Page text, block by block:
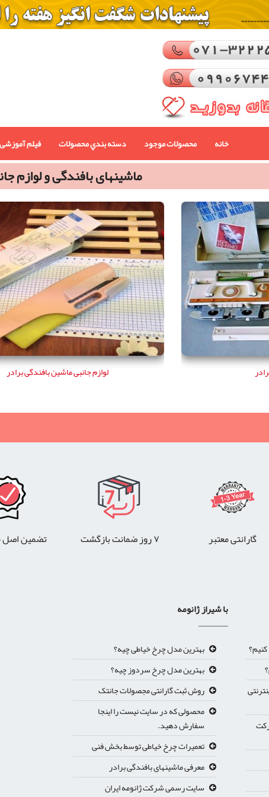
خانه محصولات موجود دسته بندي محصولات فیلم آموزشی
ماشینهای بافندگی و لوازم
لوازم جانبی ماشین بافندگی برادر
لوازم جانبی ماشین بافندگی
گارانتی معتبر ۷ روز ضمانت بازگشت تضمین اصل
با شیراز ژانومه
بهترین مدل چرخ خیاطی چیه؟
بهترین مدل چرخ سردوز چیه؟
روش ثبت گارانتی مجصولات جانتک
محصولی که در سایت نیست را اینجا
سفارش دهید.
تعمیرات چرخ خیاطی توسط بخش فنی
معرفی ماشینهای بافندگی برادر
سایت رسمی شرکت ژانومه ایران